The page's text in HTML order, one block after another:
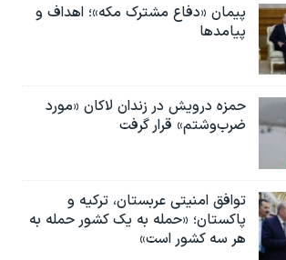
به چین
پیمان «دفاع مشترک مکه»؛ اهداف و
پیامدها
حمزه درویش در زندان لاکان «مورد
ضرب‌وشتم» قرار گرفت
توافق امنیتی عربستان، ترکیه و
پاکستان؛ «حمله به یک کشور حمله به
هر سه کشور است»